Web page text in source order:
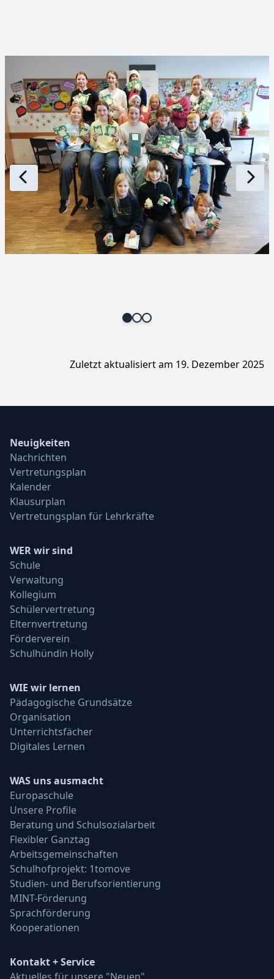
Zuletzt aktualisiert am 19. Dezember 2025
Neuigkeiten
Nachrichten
Vertretungsplan
Kalender
Klausurplan
Vertretungsplan für Lehrkräfte
WER wir sind
Schule
Verwaltung
Kollegium
Schülervertretung
Elternvertretung
Förderverein
Schulhündin Holly
WIE wir lernen
Pädagogische Grundsätze
Organisation
Unterrichtsfächer
Digitales Lernen
WAS uns ausmacht
Europaschule
Unsere Profile
Beratung und Schulsozialarbeit
Flexibler Ganztag
Arbeitsgemeinschaften
Schulhofprojekt: 1tomove
Studien- und Berufsorientierung
MINT-Förderung
Sprachförderung
Kooperationen
Kontakt + Service